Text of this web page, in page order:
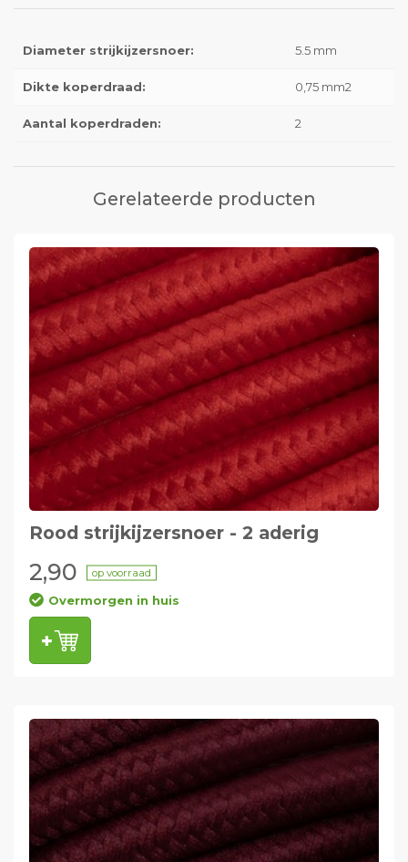
Diameter strijkijzersnoer: 5.5 mm
Dikte koperdraad: 0,75 mm2
Aantal koperdraden: 2
Gerelateerde producten
Rood strijkijzersnoer - 2 aderig
2,90 op voorraad
Overmorgen in huis